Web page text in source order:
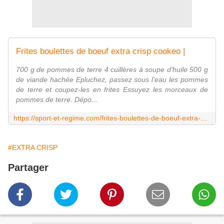
Frites boulettes de boeuf extra crisp cookeo |
700 g de pommes de terre 4 cuillères à soupe d'huile 500 g
de viande hachée Epluchez, passez sous l'eau les pommes
de terre et coupez-les en frites Essuyez les morceaux de
pommes de terre. Dépo...
#EXTRA CRISP
Partager